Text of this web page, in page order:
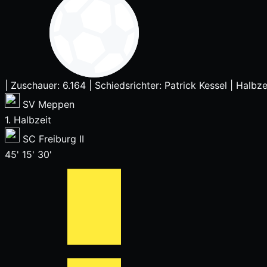
Zuschauer: 6.164 Schiedsrichter: Patrick Kessel
SV Meppen
1. Halbzeit
SC Freiburg II
45' 15' 30'